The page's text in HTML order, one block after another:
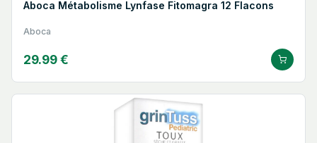
Aboca Métabolisme Lynfase Fitomagra 12 Flacons
Aboca
29.99 €